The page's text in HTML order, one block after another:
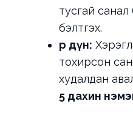
тусгай
бэлтгэх.
Үр дүн:
тохирсон
худалдан
5 дахин